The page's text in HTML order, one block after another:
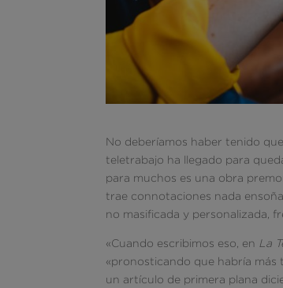
No deberíamos haber tenido
teletrabajo ha llegado para
para muchos es una obra
trae connotaciones nada
no masificada y personalizada,
«Cuando escribimos eso, en La
«pronosticando que habría más
un artículo de primera plana